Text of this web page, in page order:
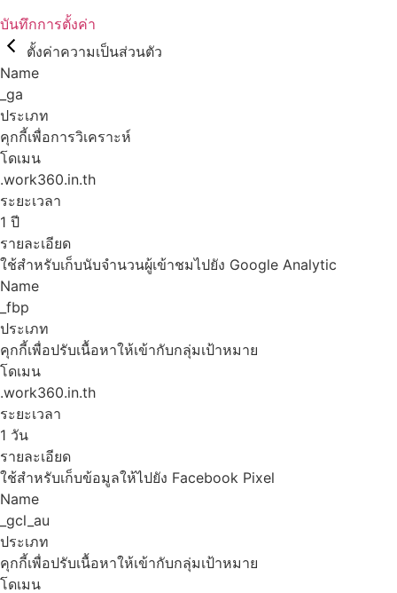
บันทึกการตั้งค่า
ตั้งค่าความเป็นส่วนตัว
Name
_ga
ประเภท
คุกกี้เพื่อการวิเคราะห์
โดเมน
.work360.in.th
ระยะเวลา
1 ปี
รายละเอียด
ใช้สำหรับเก็บนับจำนวนผู้เข้าชมไปยัง Google Analytic
Name
_fbp
ประเภท
คุกกี้เพื่อปรับเนื้อหาให้เข้ากับกลุ่มเป้าหมาย
โดเมน
.work360.in.th
ระยะเวลา
1 วัน
รายละเอียด
ใช้สำหรับเก็บข้อมูลให้ไปยัง Facebook Pixel
Name
_gcl_au
ประเภท
คุกกี้เพื่อปรับเนื้อหาให้เข้ากับกลุ่มเป้าหมาย
โดเมน